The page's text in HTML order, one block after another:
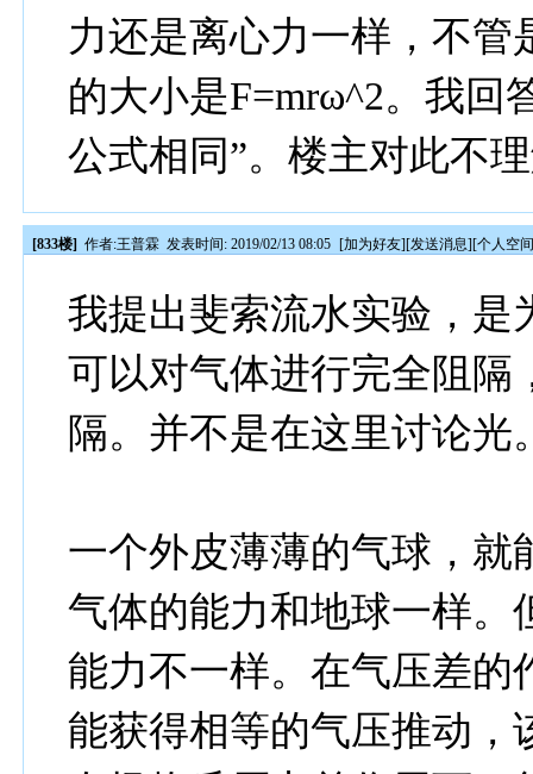
力还是离心力一样，不
的大小是F=mrω^2。我回
公式相同”。楼主对此不
[833楼] 作者:王普霖 发表时间: 2019/02/13 08:05 [加为好友][发送消息][个人空
我提出斐索流水实验，是
可以对气体进行完全阻隔
隔。并不是在这里讨论光
一个外皮薄薄的气球，就
气体的能力和地球一样。
能力不一样。在气压差的
能获得相等的气压推动，